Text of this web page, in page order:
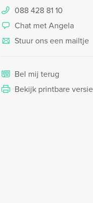
088 428 81 10
Chat met Angela
Stuur ons een mailtje
Bel mij terug
Bekijk printbare versie